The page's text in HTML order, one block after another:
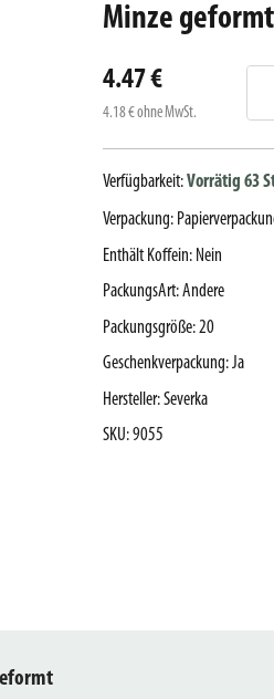
Minze
4.47 €
4.18 €ohne MwSt.
Verfügbarkeit:Vorrätig 63
Verpackung:
Enthält Koffein: Nein
PackungsArt:Andere
Packungsgröße:20
Geschenkverpackung:Ja
Hersteller:Severka
SKU:9055